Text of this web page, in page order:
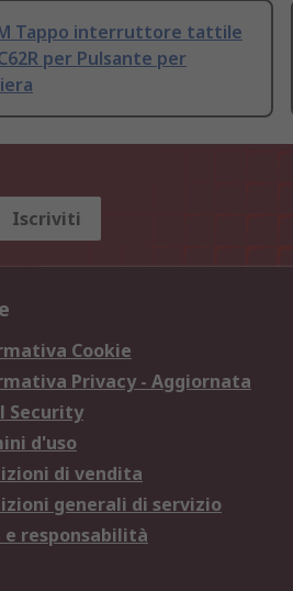
Tappo interruttore tattile
per Pulsante per
Iscriviti
Cookie
Privacy - Aggiornata
Security
d'uso
di vendita
generali di servizio
e responsabilità